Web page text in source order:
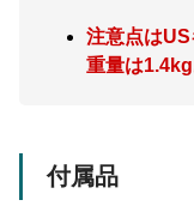
注意点はUS
重量は
付属品